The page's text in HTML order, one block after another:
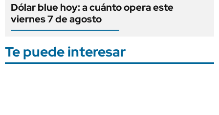
Dólar blue hoy: a cuánto opera este
viernes 7 de agosto
Te puede interesar